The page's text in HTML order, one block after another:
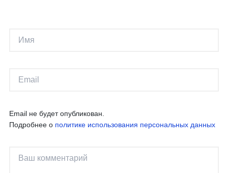
Email не будет опубликован.
Подробнее о политике использования персональных данных